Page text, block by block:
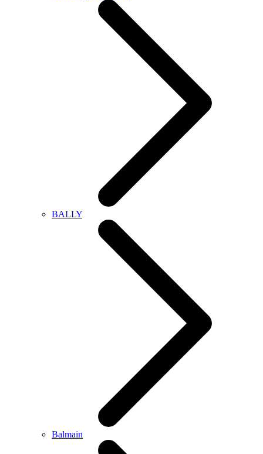
BALLY
Balmain